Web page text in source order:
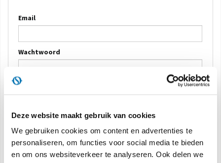
Deze website maakt gebruik van cookies
We gebruiken cookies om content en advertenties te
personaliseren, om functies voor social media te bieden
en om ons websiteverkeer te analyseren. Ook delen we
CONTACTEN
WERELD OS
DOCUMENTATIE PRODUCTEN
Email
Wachtwoord
AANMELDEN
Herinner me
Wachtwoord herstellen